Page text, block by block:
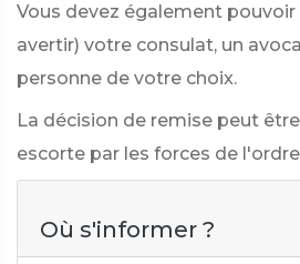
Vous devez également
avertir) votre consulat, un
personne de votre choix.
La décision de remise peut
escorte par les forces de
Où s'informer ?